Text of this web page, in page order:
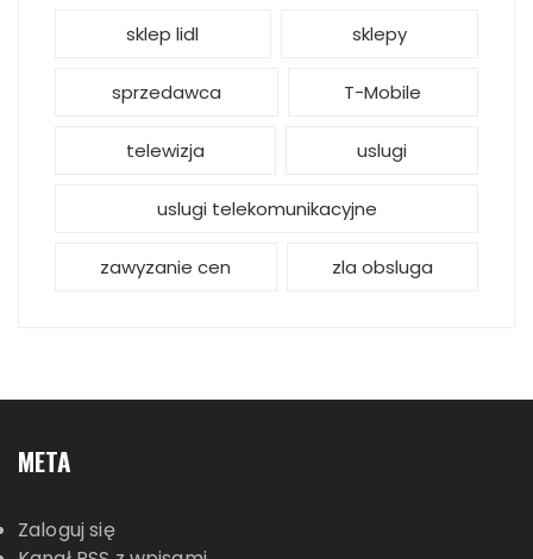
sklep lidl sklepy
sprzedawca T-Mobile
telewizja uslugi
uslugi telekomunikacyjne
zawyzanie cen zla obsluga
META
Zaloguj się